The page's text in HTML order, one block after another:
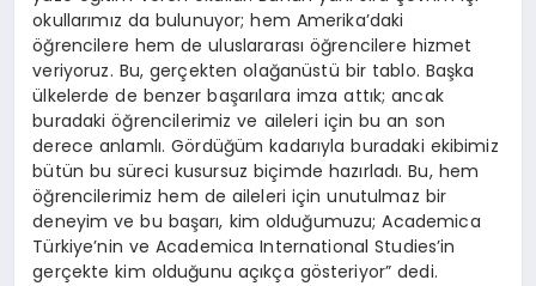
okullarımız da bulunuyor; hem Amerika’daki
öğrencilere hem de uluslararası öğrencilere hizmet
veriyoruz. Bu, gerçekten olağanüstü bir tablo. Başka
ülkelerde de benzer başarılara imza attık; ancak
buradaki öğrencilerimiz ve aileleri için bu an son
derece anlamlı. Gördüğüm kadarıyla buradaki ekibimiz
bütün bu süreci kusursuz biçimde hazırladı. Bu, hem
öğrencilerimiz hem de aileleri için unutulmaz bir
deneyim ve bu başarı, kim olduğumuzu; Academica
Türkiye’nin ve Academica International Studies’in
gerçekte kim olduğunu açıkça gösteriyor” dedi.